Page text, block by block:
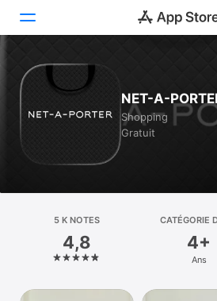
Aujourd’hui
Jeux
Plateforme
iPhone
iPad
NET-A-
Shopping
Gratuit
5 K NOTES
4,8
CATÉGORIE
4+
Ans